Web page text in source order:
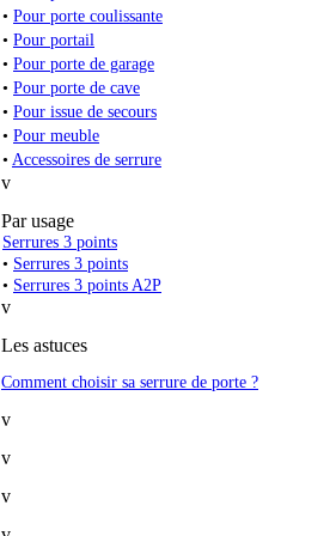
• Pour porte coulissante
• Pour portail
• Pour porte de garage
• Pour porte de cave
• Pour issue de secours
• Pour meuble
• Accessoires de serrure
v
Par usage
Serrures 3 points
• Serrures 3 points
• Serrures 3 points A2P
v
Les astuces
Comment choisir sa serrure de porte ?
v
v
v